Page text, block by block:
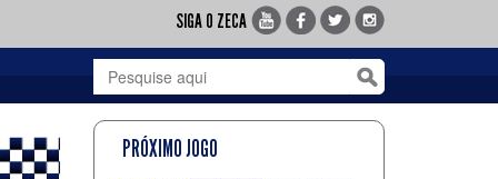
SIGA O ZECA
PRÓXIMO JOGO